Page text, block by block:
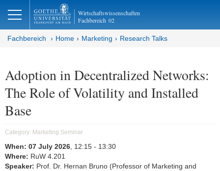
Wirtschaftswissenschaften
Fachbereich 02
Fachbereich Home Marketing Research Talks
Adoption in Decentralized Networks:
The Role of Volatility and Installed
Base
Category: Marketing Seminar
When: 07 July 2026 , 12:15 - 13:30
Where: RuW 4.201
Speaker: Prof. Dr. Hernan Bruno (Professor of Marketing and